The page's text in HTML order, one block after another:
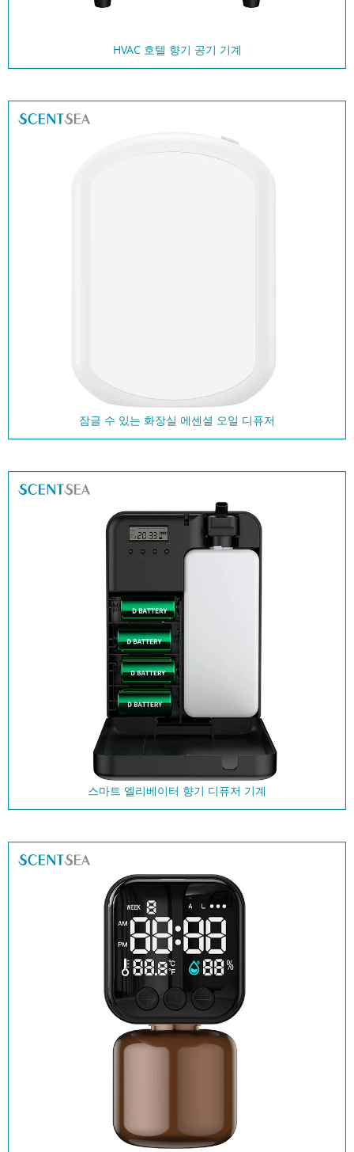
HVAC 호텔 향기 공기 기계
잠글 수 있는 화장실 에센셜 오일 디퓨저
스마트 엘리베이터 향기 디퓨저 기계